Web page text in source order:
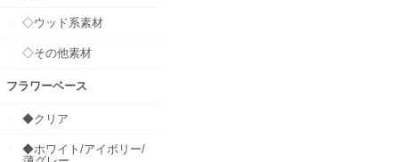
◇ウッド系素材
◇その他素材
フラワーベース
◆クリア
◆ホワイト/アイボリー/